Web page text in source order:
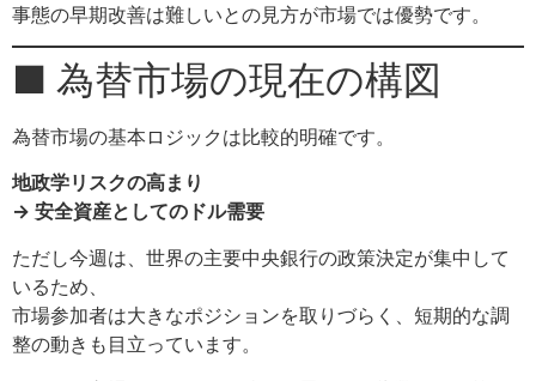
事態の早期改善は難しいとの見方が市場では優勢です。
■ 為替市場の現在の構図
為替市場の基本ロジックは比較的明確です。
地政学リスクの高まり
→ 安全資産としてのドル需要
ただし今週は、世界の主要中央銀行の政策決定が集中して
いるため、
市場参加者は大きなポジションを取りづらく、短期的な調
整の動きも目立っています。